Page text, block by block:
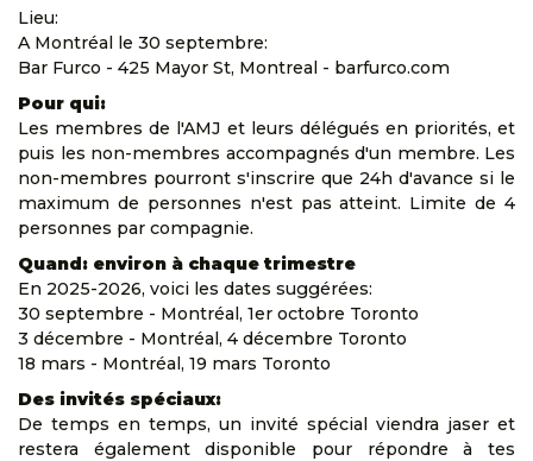
Lieu:
A Montréal le 30 septembre:
Bar Furco - 425 Mayor St, Montreal - barfurco.com
Pour qui:
Les membres de l'AMJ et leurs délégués en priorités, et
puis les non-membres accompagnés d'un membre. Les
non-membres pourront s'inscrire que 24h d'avance si le
maximum de personnes n'est pas atteint. Limite de 4
personnes par compagnie.
Quand: environ à chaque trimestre
En 2025-2026, voici les dates suggérées:
30 septembre - Montréal, 1er octobre Toronto
3 décembre - Montréal, 4 décembre Toronto
18 mars - Montréal, 19 mars Toronto
Des invités spéciaux:
De temps en temps, un invité spécial viendra jaser et
restera également disponible pour répondre à tes